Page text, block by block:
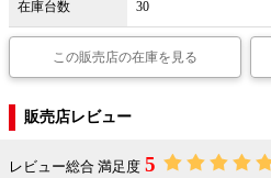
在庫台数 30
この販売店の在庫を見る
販売店レビュー
レビュー総合 満足度 5